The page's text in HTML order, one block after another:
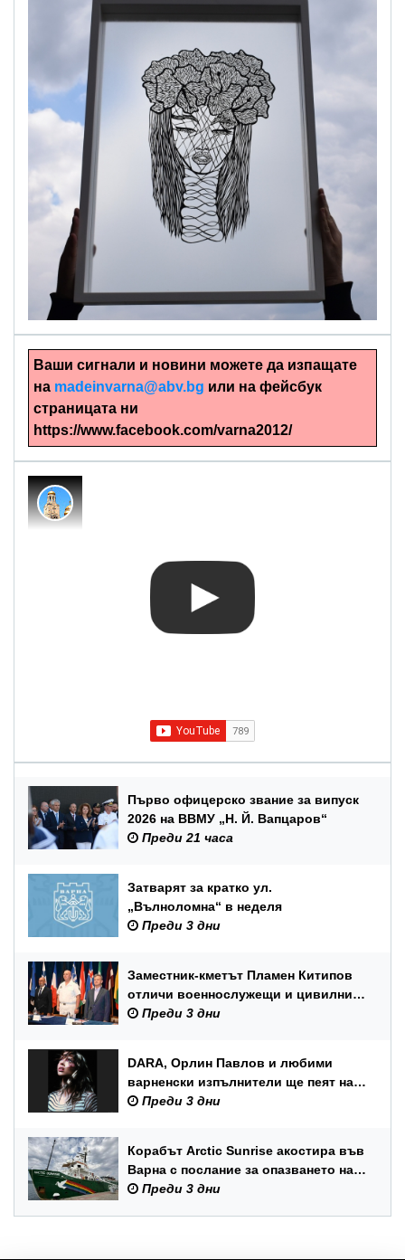
Ръчно изрязани картини
Ваши сигнали и новини можете да изпащате
на madeinvarna@abv.bg или на фейсбук
страницата ни
https://www.facebook.com/varna2012/
Първо офицерско звание за випуск
2026 на ВВМУ „Н. Й. Вапцаров“
Преди 21 часа
Затварят за кратко ул.
„Вълноломна“ в неделя
Преди 3 дни
Заместник-кметът Пламен Китипов
отличи военнослужещи и цивилни
служители по повод Празника на
Преди 3 дни
DARA, Орлин Павлов и любими
варненски изпълнители ще пеят на
празника на Варна
Преди 3 дни
Корабът Arctic Sunrise акостира във
Варна с послание за опазването на
Черно море
Преди 3 дни